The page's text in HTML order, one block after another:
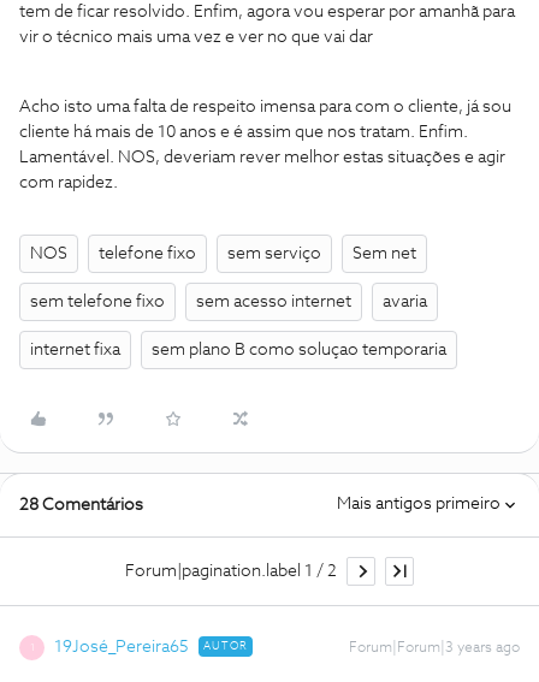
tem de ficar resolvido. Enfim, agora vou esperar por amanhã para
vir o técnico mais uma vez e ver no que vai dar
Acho isto uma falta de respeito imensa para com o cliente, já sou
cliente há mais de 10 anos e é assim que nos tratam. Enfim.
Lamentável. NOS, deveriam rever melhor estas situações e agir
com rapidez.
NOS telefone fixo sem serviço Sem net
sem telefone fixo sem acesso internet avaria
internet fixa sem plano B como soluçao temporaria
28 Comentários Mais antigos primeiro
Forum|pagination.label 1 / 2
19José_Pereira65 AUTOR Forum|Forum|3 years ago